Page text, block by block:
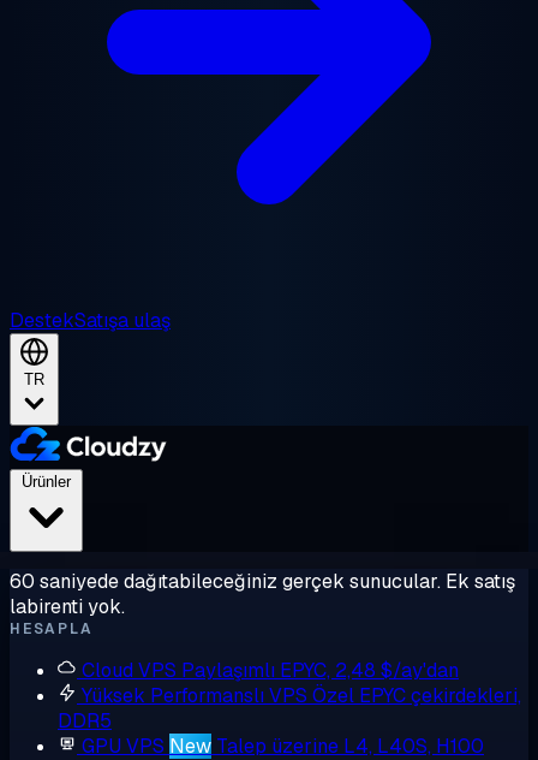
DestekSatışa ulaş
TR
Ürünler
60 saniyede dağıtabileceğiniz gerçek sunucular. Ek satış
labirenti yok.
HESAPLA
Cloud VPS Paylaşımlı EPYC, 2,48 $/ay'dan
Yüksek Performanslı VPS Özel EPYC çekirdekleri,
DDR5
GPU VPS New Talep üzerine L4, L40S, H100